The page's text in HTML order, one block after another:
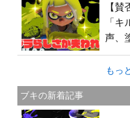
【
「
声、
らし
もっ
ブキの新着記事